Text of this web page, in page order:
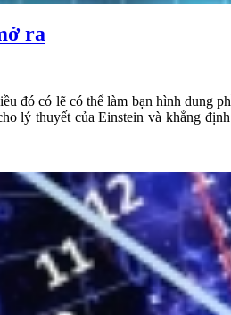
ra
đó có lẽ có thể làm bạn hình dung
lý thuyết của Einstein và khẳng